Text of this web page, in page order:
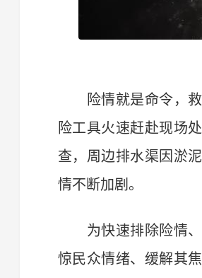
险情就是命令，救
险工具火速赶赴现场
查，周边排水渠因淤
情不断加剧。
为快速排除险情、
惊民众情绪、缓解其